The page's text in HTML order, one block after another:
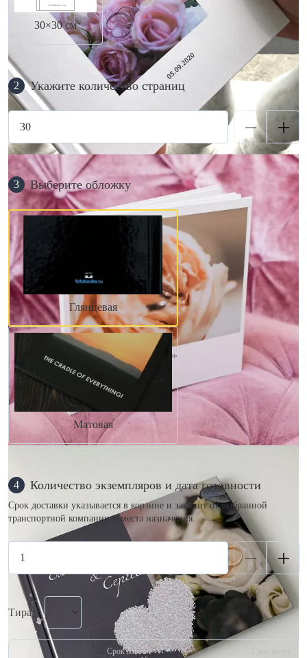
30×30 см
2 Укажите количество страниц
3 Выберите обложку
Глянцевая
Матовая
4 Количество экземпляров и дата готовности
Срок доставки указывается в корзине и зависит от выбранной
транспортной компании и места назначения.
Тираж
Срок изгот.